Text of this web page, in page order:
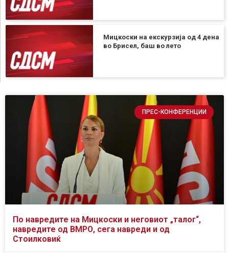
Мицкоски на екскурзија од 4 дена
во Брисел, баш во лето
ПРЕС-КОНФЕРЕНЦИИ
По навредите на Мицкоски и неговиот „талог“,
навредите од ВМРО, сега навреди и од
Стоилковиќ